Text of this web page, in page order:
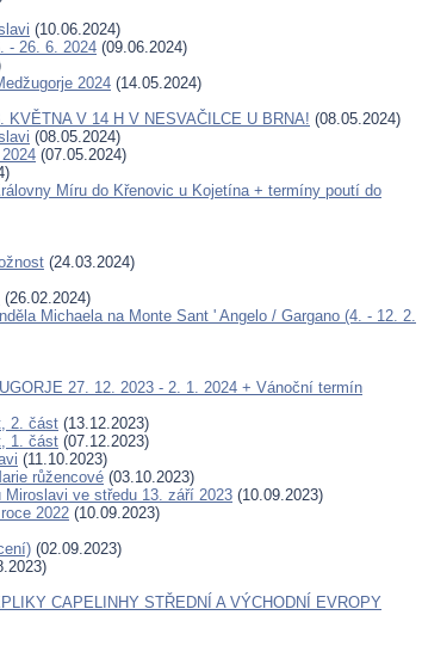
(10.06.2024)
- 26. 6. 2024 (09.06.2024)
2024 (14.05.2024)
V 14 H V NESVAČILCE U BRNA! (08.05.2024)
(08.05.2024)
(07.05.2024)
Míru do Křenovic u Kojetína + termíny poutí do
(24.03.2024)
(26.02.2024)
Michaela na Monte Sant ' Angelo / Gargano (4. - 12. 2.
27. 12. 2023 - 2. 1. 2024 + Vánoční termín
2. část (13.12.2023)
1. část (07.12.2023)
(11.10.2023)
růžencové (03.10.2023)
ve středu 13. září 2023 (10.09.2023)
2022 (10.09.2023)
(02.09.2023)
CAPELINHY STŘEDNÍ A VÝCHODNÍ EVROPY